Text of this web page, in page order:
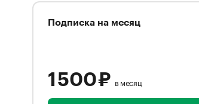
Подписка на месяц
1 500 ₽ в месяц